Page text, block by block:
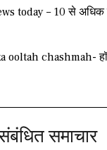
today – 10 से अधिक
ooltah chashmah-
समाचार